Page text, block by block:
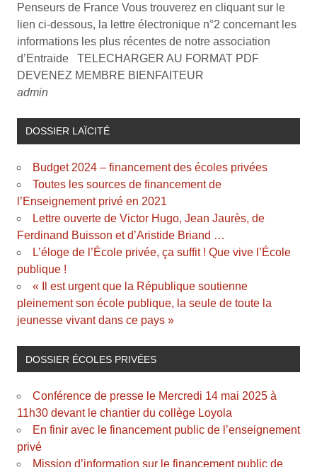
Penseurs de France Vous trouverez en cliquant sur le
lien ci-dessous, la lettre électronique n°2 concernant les
informations les plus récentes de notre association
d’Entraide TELECHARGER AU FORMAT PDF
DEVENEZ MEMBRE BIENFAITEUR
admin
DOSSIER LAÏCITÉ
Budget 2024 – financement des écoles privées
Toutes les sources de financement de
l’Enseignement privé en 2021
Lettre ouverte de Victor Hugo, Jean Jaurès, de
Ferdinand Buisson et d’Aristide Briand …
L’éloge de l’École privée, ça suffit ! Que vive l’École
publique !
« Il est urgent que la République soutienne
pleinement son école publique, la seule de toute la
jeunesse vivant dans ce pays »
DOSSIER ÉCOLES PRIVÉES
Conférence de presse le Mercredi 14 mai 2025 à
11h30 devant le chantier du collège Loyola
En finir avec le financement public de l’enseignement
privé
Mission d’information sur le financement public de